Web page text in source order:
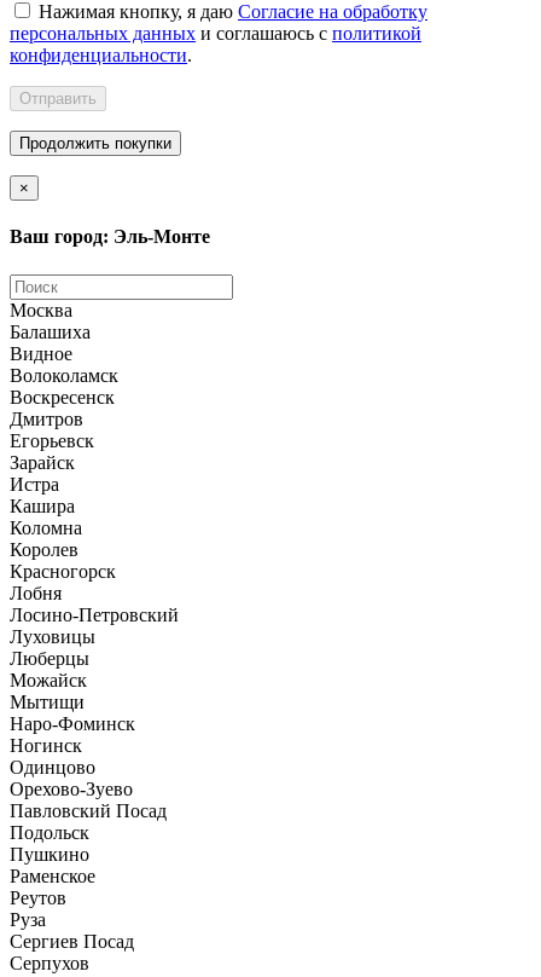
Нажимая кнопку, я даю Согласие на обработку
персональных данных и соглашаюсь с политикой
конфиденциальности.
Отправить
Продолжить покупки
×
Ваш город: Эль-Монте
Москва
Балашиха
Видное
Волоколамск
Воскресенск
Дмитров
Егорьевск
Зарайск
Истра
Кашира
Коломна
Королев
Красногорск
Лобня
Лосино-Петровский
Луховицы
Люберцы
Можайск
Мытищи
Наро-Фоминск
Ногинск
Одинцово
Орехово-Зуево
Павловский Посад
Подольск
Пушкино
Раменское
Реутов
Руза
Сергиев Посад
Серпухов